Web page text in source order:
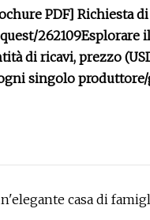
PDF] Richiesta
262109Esplorare
di ricavi, prezzo
singolo
casa di